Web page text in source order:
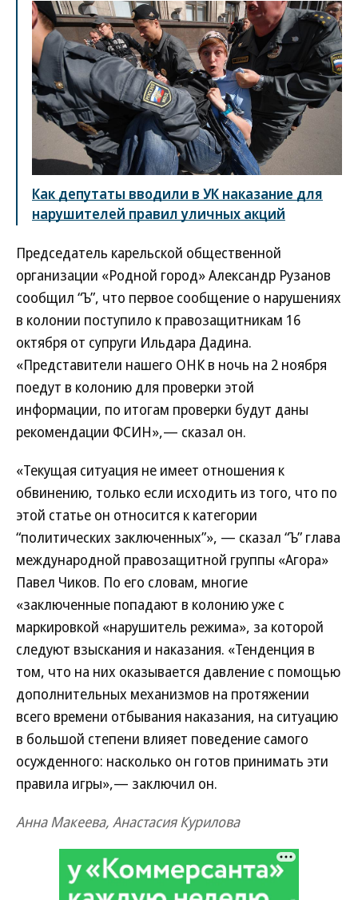
Как депутаты вводили в УК наказание для
нарушителей правил уличных акций
Председатель карельской общественной
организации «Родной город» Александр Рузанов
сообщил “Ъ”, что первое сообщение о нарушениях
в колонии поступило к правозащитникам 16
октября от супруги Ильдара Дадина.
«Представители нашего ОНК в ночь на 2 ноября
поедут в колонию для проверки этой
информации, по итогам проверки будут даны
рекомендации ФСИН»,— сказал он.
«Текущая ситуация не имеет отношения к
обвинению, только если исходить из того, что по
этой статье он относится к категории
“политических заключенных”», — сказал “Ъ” глава
международной правозащитной группы «Агора»
Павел Чиков. По его словам, многие
«заключенные попадают в колонию уже с
маркировкой «нарушитель режима», за которой
следуют взыскания и наказания. «Тенденция в
том, что на них оказывается давление с помощью
дополнительных механизмов на протяжении
всего времени отбывания наказания, на ситуацию
в большой степени влияет поведение самого
осужденного: насколько он готов принимать эти
правила игры»,— заключил он.
Анна Макеева, Анастасия Курилова